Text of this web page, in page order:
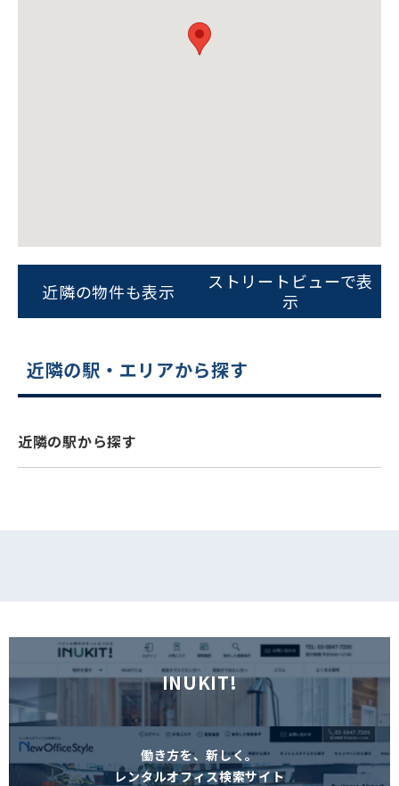
0120-620-213
近隣の物件も表示
ストリートビューで表
示
近隣の駅・エリアから探す
近隣の駅から探す
INUKIT!
働き方を、新しく。
レンタルオフィス検索サイト